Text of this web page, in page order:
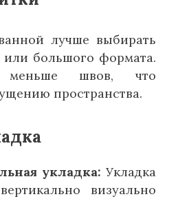
лучше выбирать
или большого формата.
меньше швов, что
пространства.
укладка: Укладка
визуально